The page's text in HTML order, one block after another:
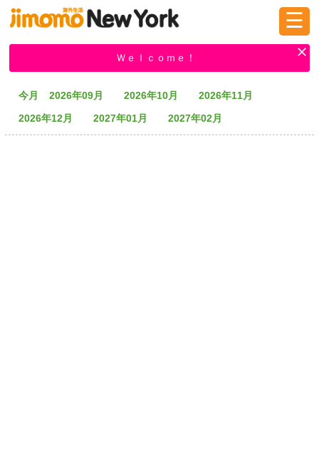
掲示板 タウン情報 教えて！
☰
Ｗｅｌｃｏｍｅ！
今月 2026年09月 2026年10月
2026年11月
2026年12月
2027年01月 2027年02月